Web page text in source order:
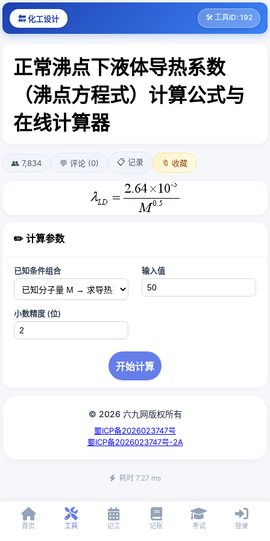
🔙 化工设计 🛠️ 工具ID: 192
正常沸点下液体导热系数
（沸点方程式）计算公式与
在线计算器
👥 7,834 💬 评论 (0) 📋 记录 🔖 收藏
✏️ 计算参数
已知条件组合 输入值
小数精度 (位)
开始计算
© 2026 六九网版权所有
蜀ICP备2026023747号
蜀ICP备2026023747号-2A
耗时 7.27 ms
首页 工具 记工 记账 考试 登录